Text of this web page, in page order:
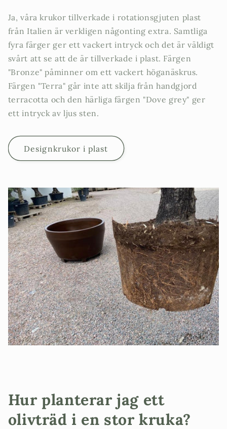
Ja, våra krukor tillverkade i rotationsgjuten plast
från Italien är verkligen någonting extra. Samtliga
fyra färger ger ett vackert intryck och det är väldigt
svårt att se att de är tillverkade i plast. Färgen
"Bronze" påminner om ett vackert höganäskrus.
Färgen "Terra" går inte att skilja från handgjord
terracotta och den härliga färgen "Dove grey" ger
ett intryck av ljus sten.
Designkrukor i plast
Hur planterar jag ett
olivträd i en stor kruka?